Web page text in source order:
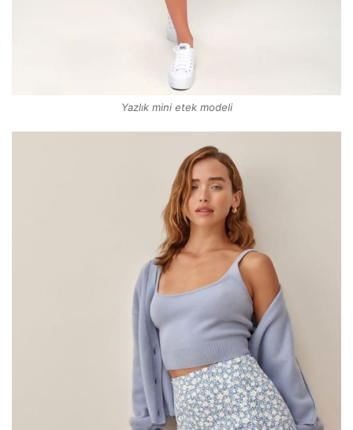
Yazlık mini etek modeli